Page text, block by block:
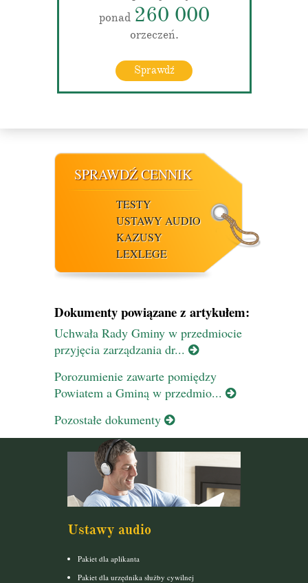
ponad 260 000
orzeczeń.
Sprawdź
SPRAWDŹ CENNIK
TESTY
USTAWY AUDIO
KAZUSY
LEXLEGE
Dokumenty powiązane z artykułem:
Uchwała Rady Gminy w przedmiocie
przyjęcia zarządzania dr...
Porozumienie zawarte pomiędzy
Powiatem a Gminą w przedmio...
Pozostałe dokumenty
Ustawy audio
Pakiet dla aplikanta
Pakiet dla urzędnika służby cywilnej